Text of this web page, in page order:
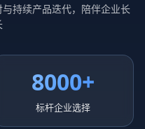
持续产品迭代，陪伴企业长
8000+
标杆企业选择